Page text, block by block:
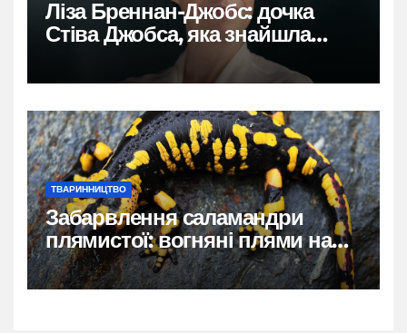
Ліза Бреннан-Джобс: дочка
Стіва Джобса, яка знайшла
власний голос
ТВАРИННИЦТВО
Забарвлення саламандри
плямистої: вогняні плями на
чорному тлі